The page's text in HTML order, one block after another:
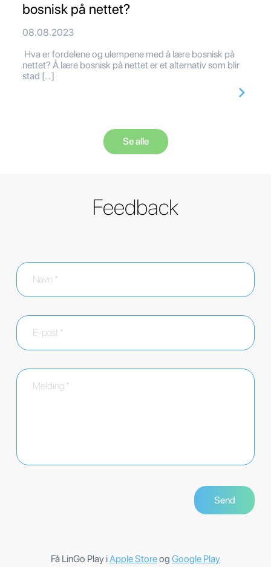
bosnisk på nettet?
08.08.2023
Hva er fordelene og ulempene med å lære bosnisk på
nettet? Å lære bosnisk på nettet er et alternativ som blir
stad […]
Se alle
Feedback
Få LinGo Play iApple Storeog Google Play